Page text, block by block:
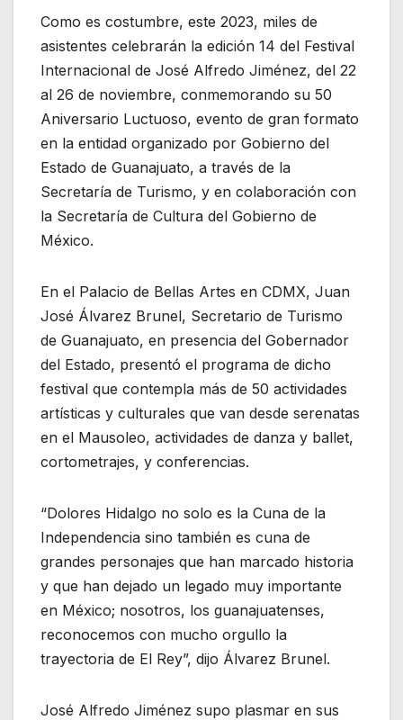
Como es costumbre, este 2023, miles de
asistentes celebrarán la edición 14 del Festival
Internacional de José Alfredo Jiménez, del 22
al 26 de noviembre, conmemorando su 50
Aniversario Luctuoso, evento de gran formato
en la entidad organizado por Gobierno del
Estado de Guanajuato, a través de la
Secretaría de Turismo, y en colaboración con
la Secretaría de Cultura del Gobierno de
México.
En el Palacio de Bellas Artes en CDMX, Juan
José Álvarez Brunel, Secretario de Turismo
de Guanajuato, en presencia del Gobernador
del Estado, presentó el programa de dicho
festival que contempla más de 50 actividades
artísticas y culturales que van desde serenatas
en el Mausoleo, actividades de danza y ballet,
cortometrajes, y conferencias.
“Dolores Hidalgo no solo es la Cuna de la
Independencia sino también es cuna de
grandes personajes que han marcado historia
y que han dejado un legado muy importante
en México; nosotros, los guanajuatenses,
reconocemos con mucho orgullo la
trayectoria de El Rey”, dijo Álvarez Brunel.
José Alfredo Jiménez supo plasmar en sus